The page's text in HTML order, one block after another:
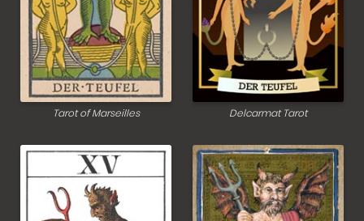
Tarot of Marseilles Delcarmat Tarot